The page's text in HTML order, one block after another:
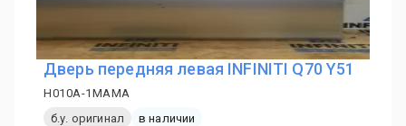
Дверь передняя левая INFINITI Q70 Y51
H010A-1MAMA
б.у. оригинал
в наличии